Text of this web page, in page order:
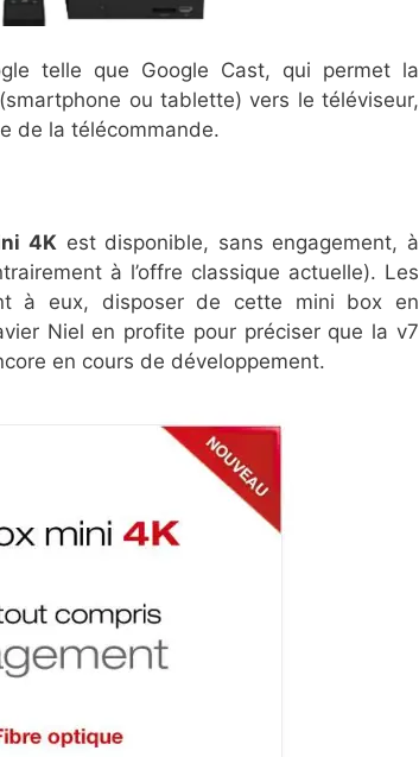
telle que Google Cast, qui permet la
ou tablette) vers le téléviseur,
de la télécommande.
4K est disponible, sans engagement, à
à l’offre classique actuelle). Les
à eux, disposer de cette mini box en
Niel en profite pour préciser que la v7
en cours de développement.